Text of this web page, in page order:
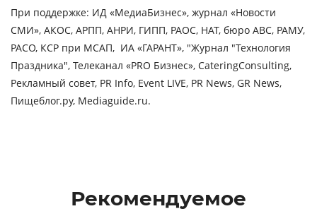
При поддержке: ИД «МедиаБизнес», журнал «Новости
СМИ», АКОС, АРПП, АНРИ, ГИПП, РАОС, НАТ, бюро АВС, РАМУ,
РАСО, КСР при МСАП, ИА «ГАРАНТ», "Журнал "Технология
Праздника", Телеканал «PRO Бизнес», CateringConsulting,
Рекламный совет, PR Info, Event LIVE, PR News, GR News,
Пищеблог.ру, Mediaguide.ru.
Рекомендуемое